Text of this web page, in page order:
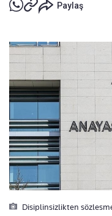
Paylaş
Disiplinsizlikten